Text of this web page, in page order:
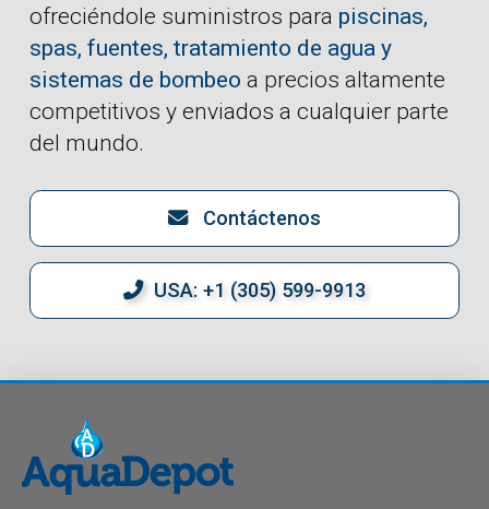
ofreciéndole suministros para piscinas,
spas, fuentes, tratamiento de agua y
sistemas de bombeo a precios altamente
competitivos y enviados a cualquier parte
del mundo.
Contáctenos
USA: +1 (305) 599-9913